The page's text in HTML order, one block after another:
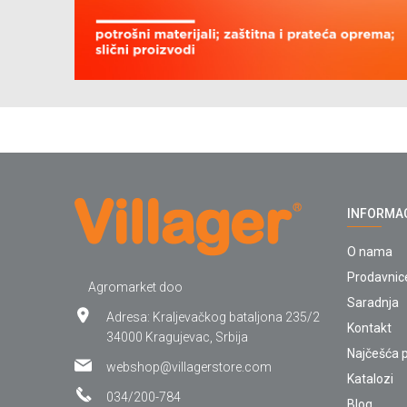
Agromarket doo
Adresa: Kraljevačkog bataljona 235/2
34000 Kragujevac, Srbija
webshop@villagerstore.com
034/200-784
O nama
Saradnja
Kontakt
Najčešća
Katalozi